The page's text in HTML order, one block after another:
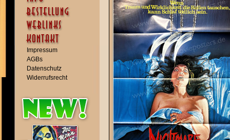
Impressum
AGBs
Datenschutz
Widerrufsrecht